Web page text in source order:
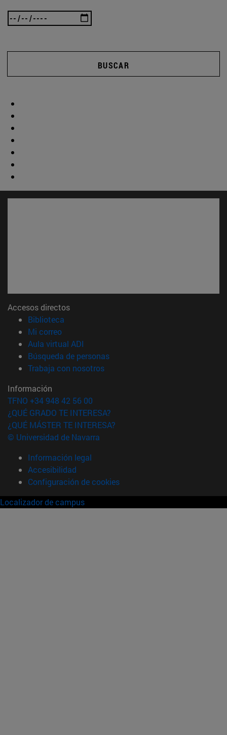
BUSCAR
Accesos directos
Biblioteca
Mi correo(abre en nueva ventana)
Aula virtual ADI
Búsqueda de personas(abre en nueva ventana)
Trabaja con nosotros(abre en nueva ventana)
Información
TFNO +34 948 42 56 00
¿QUÉ GRADO TE INTERESA?
¿QUÉ MÁSTER TE INTERESA?
© Universidad de Navarra
Información legal
Accesibilidad
Configuración de cookies
Localizador de campus